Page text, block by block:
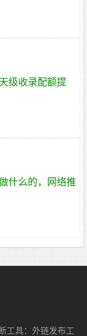
级收录配额提
什么的，网络推
工具：外链发布工